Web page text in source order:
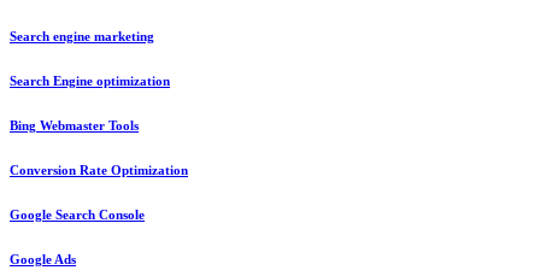
Search engine marketing
Search Engine optimization
Bing Webmaster Tools
Conversion Rate Optimization
Google Search Console
Google Ads